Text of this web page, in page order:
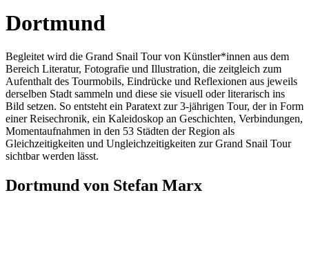
Dortmund
Begleitet wird die Grand Snail Tour von Künstler*innen aus dem
Bereich Literatur, Fotografie und Illustration, die zeitgleich zum
Aufenthalt des Tourmobils, Eindrücke und Reflexionen aus jeweils
derselben Stadt sammeln und diese sie visuell oder literarisch ins
Bild setzen. So entsteht ein Paratext zur 3-jährigen Tour, der in Form
einer Reisechronik, ein Kaleidoskop an Geschichten, Verbindungen,
Momentaufnahmen in den 53 Städten der Region als
Gleichzeitigkeiten und Ungleichzeitigkeiten zur Grand Snail Tour
sichtbar werden lässt.
Dortmund von Stefan Marx